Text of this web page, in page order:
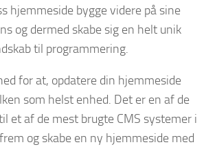
hjemmeside bygge videre på sine
og dermed skabe sig en helt unik
til programmering.
for at, opdatere din hjemmeside
som helst enhed. Det er en af de
et af de mest brugte CMS systemer i
og skabe en ny hjemmeside med